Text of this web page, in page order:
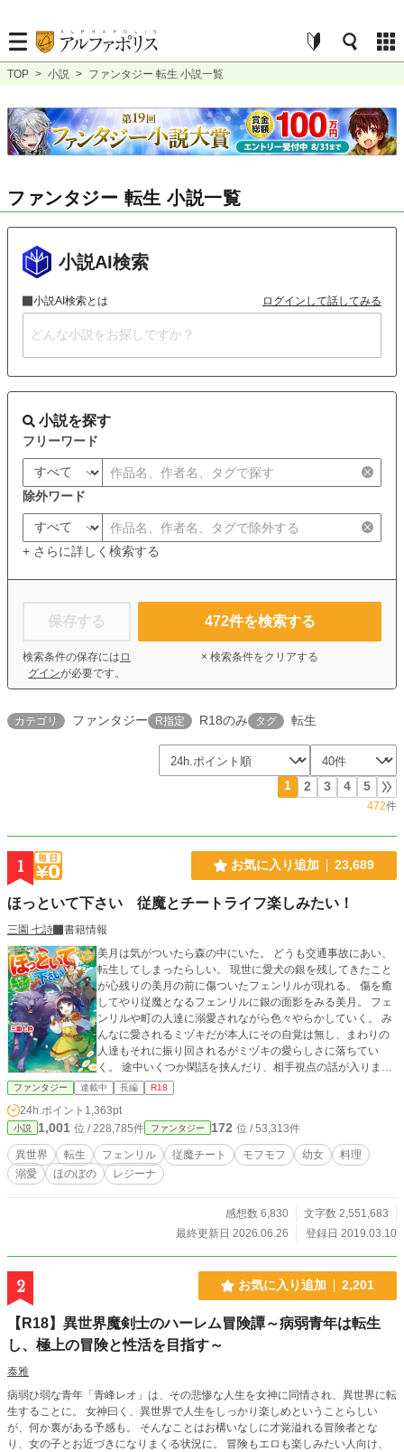
TOP > 小説 > ファンタジー 転生 小説一覧
ファンタジー 転生 小説一覧
小説AI検索
小説AI検索とは ログインして話してみる
小説を探す
フリーワード
除外ワード
+ さらに詳しく検索する
保存する
検索条件の保存には ロ
グインが必要です。
472件を検索する
× 検索条件をクリアする
カテゴリ ファンタジー R指定 R18のみ タグ 転生
1 2 3 4 5
472件
1 お気に入り追加 23,689
ほっといて下さい 従魔とチートライフ楽しみたい！
三園 七詩
書籍情報
美月は気がついたら森の中にいた。 どうも交通事故にあい、
転生してしまったらしい。 現世に愛犬の銀を残してきたこと
が心残りの美月の前に傷ついたフェンリルが現れる。 傷を癒
してやり従魔となるフェンリルに銀の面影をみる美月。 フェ
ンリルや町の人達に溺愛されながら色々やらかしていく。 み
んなに愛されるミヅキだが本人にその自覚は無し、まわりの
人達もそれに振り回されるがミヅキの愛らしさに落ちてい
く。 途中いくつか閑話を挟んだり、相手視点の話が入りま
す。そんな作者の好きが詰まったご都合物語。 2020.8.5 書籍
化、イラストはあめや様に描いて頂いてております。 書籍化
に伴い第一章を取り下げ中です。 詳しくは近況報告をご覧下
さい。 第一章レンタルになってます。 2020.11.13 二巻の書
籍化のお話を頂いております。 それにともない第二章を引き
上げ予定です 詳しくは近況報告をご覧下さい。 第二章レンタ
ルになってます。 番外編投稿しました！ 一章の下、二章の上
2.23 3月2日よりコミカライズが連載開始します。 鳴希りお先
生によりミヅキやシルバ達を可愛らしく描いて頂きました。
った部分を公開します。人物紹介の下に投稿されていると思
うので気になる方は見てください。
ファンタジー 連載中 長編 R18
24h.ポイント 1,363pt
小説 1,001 位 / 228,785件 ファンタジー 172 位 / 53,313件
異世界 転生 フェンリル 従魔チート モフモフ 幼女
料理
溺愛
ほのぼの レジーナ
感想数 6,830
文字数 2,551,683
最終更新日 2026.06.26
登録日 2019.03.10
2 お気に入り追加 2,201
【R18】異世界魔剣士のハーレム冒険譚～病弱青年は転生
し、極上の冒険と性活を目指す～
泰雅
病弱ひ弱な青年「青峰レオ」は、その悲惨な人生を女神に同情され、異世界に転
生することに。 女神曰く、異世界で人生をしっかり楽しめということらしい
が、何か裏がある予感も。 そんなことはお構いなしに才覚溢れる冒険者とな
り、女の子とお近づきになりまくる状況に。 冒険もエロも楽しみたい人向け、